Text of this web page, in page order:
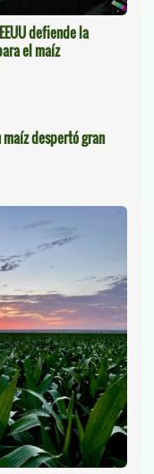
defiende la
el maíz
despertó gran